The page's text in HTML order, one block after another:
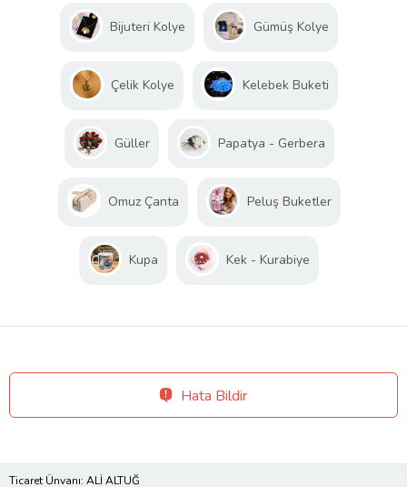
Bijuteri Kolye Gümüş Kolye
Çelik Kolye Kelebek Buketi
Güller Papatya - Gerbera
Omuz Çanta Peluş Buketler
Kupa Kek - Kurabiye
Hata Bildir
Ticaret Ünvanı: ALİ ALTUĞ